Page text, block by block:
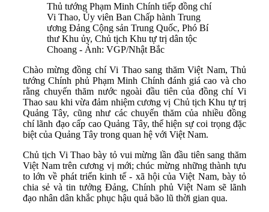
Thủ tướng Phạm Minh Chính tiếp đồng chí
Vi Thao, Ủy viên Ban Chấp hành Trung
ương Đảng Cộng sản Trung Quốc, Phó Bí
thư Khu ủy, Chủ tịch Khu tự trị dân tộc
Choang - Ảnh: VGP/Nhật Bắc
Chào mừng đồng chí Vi Thao sang thăm Việt Nam, Thủ
tướng Chính phủ Phạm Minh Chính đánh giá cao và cho
rằng chuyến thăm nước ngoài đầu tiên của đồng chí Vi
Thao sau khi vừa đảm nhiệm cương vị Chủ tịch Khu tự trị
Quảng Tây, cũng như các chuyến thăm của nhiều đồng
chí lãnh đạo cấp cao Quảng Tây, thể hiện sự coi trọng đặc
biệt của Quảng Tây trong quan hệ với Việt Nam.
Chủ tịch Vi Thao bày tỏ vui mừng lần đầu tiên sang thăm
Việt Nam trên cương vị mới; chúc mừng những thành tựu
to lớn về phát triển kinh tế - xã hội của Việt Nam, bày tỏ
chia sẻ và tin tưởng Đảng, Chính phủ Việt Nam sẽ lãnh
đạo nhân dân khắc phục hậu quả bão lũ thời gian qua.